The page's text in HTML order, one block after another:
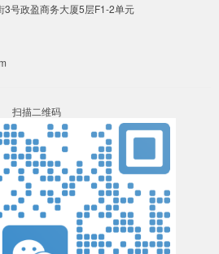
3号政盈商务大厦5层F1-2单元
扫描二维码